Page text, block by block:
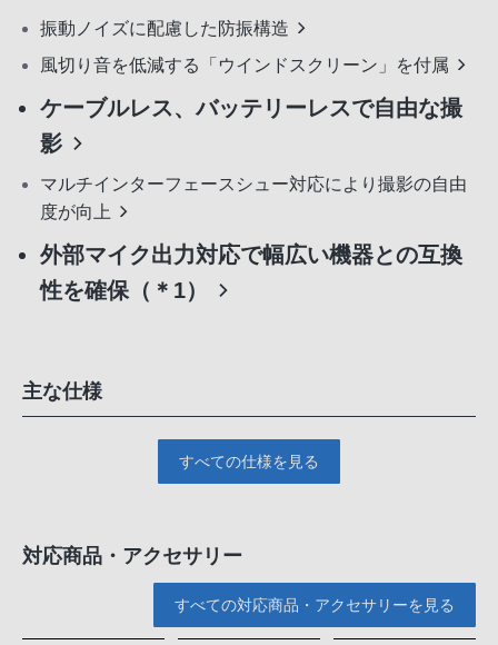
振動ノイズに配慮した防振構造
風切り音を低減する「ウインドスクリーン」を付属
ケーブルレス、バッテリーレスで自由な撮
影
マルチインターフェースシュー対応により撮影の自由
度が向上
外部マイク出力対応で幅広い機器との互換
性を確保（＊1）
主な仕様
すべての仕様を見る
対応商品・アクセサリー
すべての対応商品・アクセサリーを見る